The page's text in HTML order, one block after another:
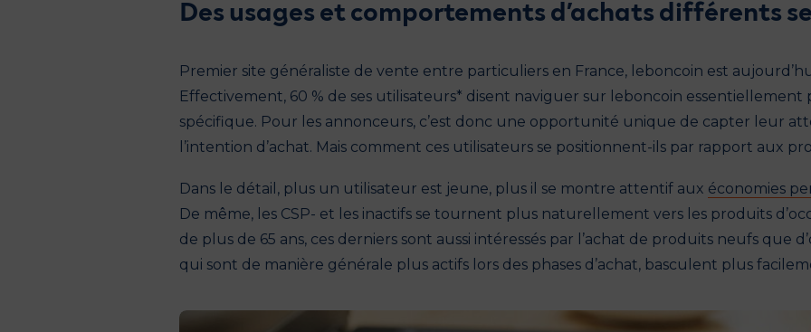
Des usages et comportements d’achats différents
Premier site généraliste de vente entre particuliers en France, leboncoin est
Effectivement, 60 % de ses utilisateurs* disent naviguer sur leboncoin essentiellement
spécifique. Pour les annonceurs, c’est donc une opportunité unique de capter leur
l’intention d’achat. Mais comment ces utilisateurs se positionnent-ils par rapport aux
Dans le détail, plus un utilisateur est jeune, plus il se montre attentif aux économies
De même, les CSP- et les inactifs se tournent plus naturellement vers les produits
de plus de 65 ans, ces derniers sont aussi intéressés par l’achat de produits neufs que
qui sont de manière générale plus actifs lors des phases d’achat, basculent plus